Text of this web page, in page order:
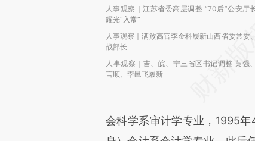
人事观察｜江苏省委高层调整 “70后”公安厅
耀光“入常”
人事观察｜满族高官李金科履新山西省委常委
战部长
人事观察｜吉、皖、宁三省区书记调整 黄强
言顺、李邑飞履新
会科学系审计学专业，1995